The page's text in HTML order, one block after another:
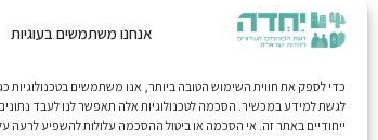
אנחנו משתמשים בעוגיות
לגשת למידע במכשיר. הסכמה לטכנולוגיות אלה תאפשר לנו לעבד
ייחודיים באתר זה. אי הסכמה או ביטול ההסכמה עלולות להשפיע לרעה על